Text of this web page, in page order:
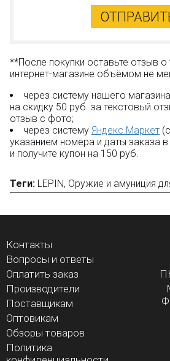
**После покупки оставьте отзыв
интернет-магазине объёмом не
через систему нашего
на скидку 50 руб. за текстовый
отзыв с фото;
через систему Яндекс.Маркет
указанием номера и даты заказа
и получите купон на 150 руб.
Теги: LEPIN, Оружие и амуниция
Контакты
Вопросы и ответы
Оплатить заказ
Производители
Поставщикам
Оптовикам
Обзоры товаров
Политика